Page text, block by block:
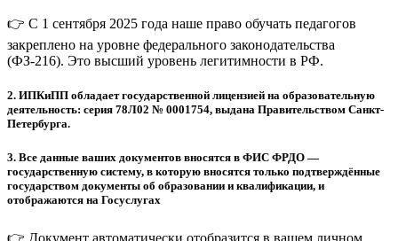
👉 С 1 сентября 2025 года наше право обучать педагогов
закреплено на уровне федерального законодательства
(ФЗ-216). Это высший уровень легитимности в РФ.
2. ИПКиПП обладает государственной лицензией на образовательную
деятельность: серия 78Л02 № 0001754, выдана Правительством Санкт-
Петербурга.
3. Все данные ваших документов вносятся в ФИС ФРДО —
государственную систему, в которую вносятся только подтверждённые
государством документы об образовании и квалификации, и
отображаются на Госуслугах
👉 Документ автоматически отобразится в вашем личном